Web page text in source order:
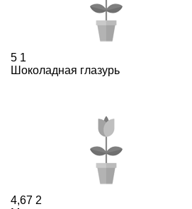
5 1
Шоколадная глазурь
4,67 2